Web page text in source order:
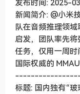
发布时间: 2025-
新闻简介: @小米
队在音频推理领
启发，团队率先
任务，仅用一周
国际权威的
标题: 国内独有“